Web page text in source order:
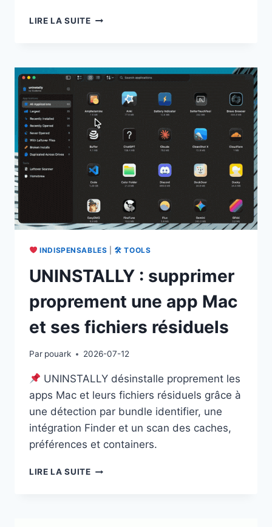
LIRE LA SUITESUPERCMD
LAUNCHER
MACOS
TOUT-
EN-
UN
RECONSTRUIT
EN
NATIF
INDISPENSABLES 🛠 TOOLS
UNINSTALLY : supprimer
proprement une app Mac
et ses fichiers résiduels
Par pouark 2026-07-12
UNINSTALLY désinstalle proprement les
apps Mac et leurs fichiers résiduels grâce à
une détection par bundle identifier, une
intégration Finder et un scan des caches,
préférences et containers.
LIRE LA SUITEUNINSTALLY